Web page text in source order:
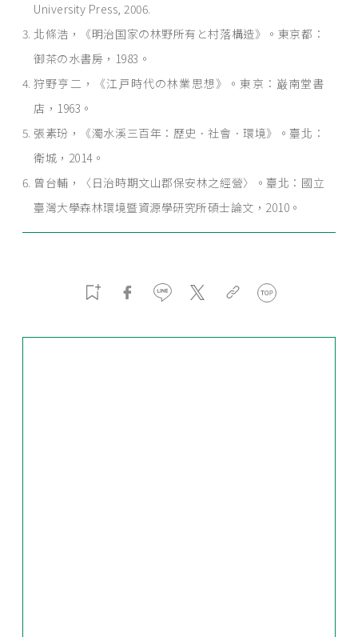
University Press, 2006.
北條浩，《明治国家の林野所有と村落構造》。東京都：
御茶の水書房，1983。
狩野亨二，《江戸時代の林業思想》。東京：巌南堂書
店，1963。
張素玢，《濁水溪三百年：歷史．社會．環境》。臺北：
衛城，2014。
曾台輔，〈日治時期文山郡保安林之經營〉。臺北：國立
臺灣大學森林環境暨資源學研究所碩士論文，2010。